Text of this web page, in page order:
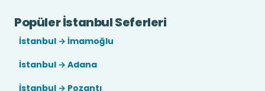
Popüler İstanbul Seferleri
İstanbul → İmamoğlu
İstanbul → Adana
İstanbul → Pozantı